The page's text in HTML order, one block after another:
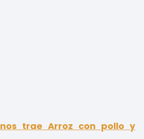
nos trae Arroz con pollo y